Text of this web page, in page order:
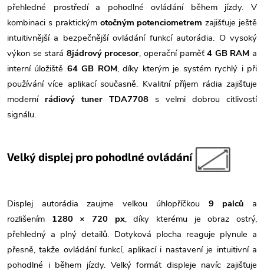
přehledné prostředí a pohodlné ovládání během jízdy. V
kombinaci s praktickým otočným potenciometrem zajišťuje ještě
intuitivnější a bezpečnější ovládání funkcí autorádia. O vysoký
výkon se stará 8jádrový procesor, operační paměť4 GB RAM a
interní úložiště 64 GB ROM, díky kterým je systém rychlý i při
používání více aplikací současně. Kvalitní příjem rádia zajišťuje
moderní rádiový tuner TDA7708 s velmi dobrou citlivostí
signálu.
Velký displej pro pohodlné ovládání
Displej autorádia zaujme velkou úhlopříčkou 9 palců a
rozlišením 1280 × 720 px, díky kterému je obraz ostrý,
přehledný a plný detailů. Dotyková plocha reaguje plynule a
přesně, takže ovládání funkcí, aplikací i nastavení je intuitivní a
pohodlné i během jízdy. Velký formát displeje navíc zajišťuje